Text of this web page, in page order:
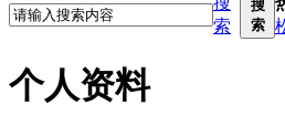
索
搜
索
个人资料